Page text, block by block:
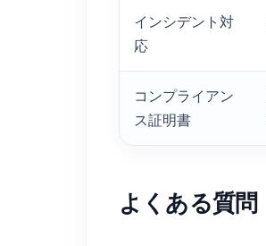
インシデント対
応
コンプライアン
ス証明書
よくある質問